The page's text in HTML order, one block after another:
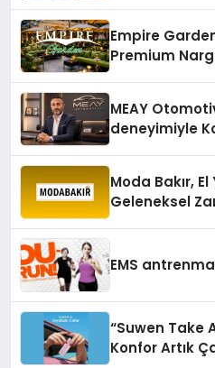
Empire
Premium
MEAY
deneyimiyle
Moda Bakır, El
Geleneksel
EMS
“Suwen Take
Konfor Artık